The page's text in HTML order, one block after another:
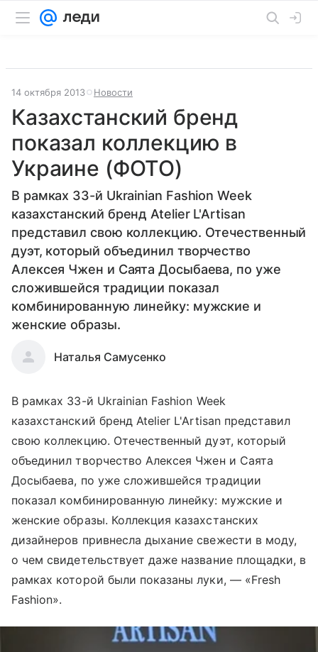
14 октября 2013 Новости
Казахстанский бренд
показал коллекцию в
Украине (ФОТО)
В рамках 33-й Ukrainian Fashion Week
казахстанский бренд Atelier L'Artisan
представил свою коллекцию. Отечественный
дуэт, который объединил творчество
Алексея Чжен и Саята Досыбаева, по уже
сложившейся традиции показал
комбинированную линейку: мужские и
женские образы.
Наталья Самусенко
В рамках 33-й Ukrainian Fashion Week
казахстанский бренд Atelier L'Artisan представил
свою коллекцию. Отечественный дуэт, который
объединил творчество Алексея Чжен и Саята
Досыбаева, по уже сложившейся традиции
показал комбинированную линейку: мужские и
женские образы. Коллекция казахстанских
дизайнеров привнесла дыхание свежести в моду,
о чем свидетельствует даже название площадки, в
рамках которой были показаны луки, — «Fresh
Fashion».